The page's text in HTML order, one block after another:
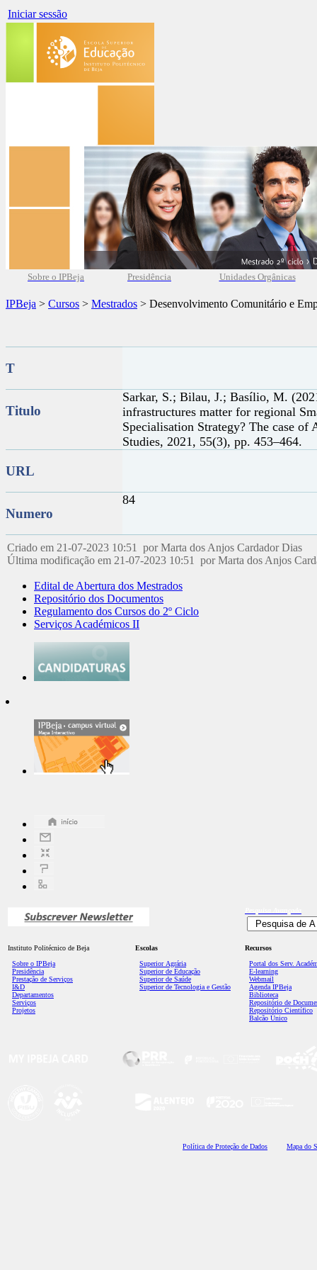
Iniciar sessão
Sobre o IPBeja Presidência Unidades Orgânicas
IPBeja > Cursos > Mestrados > Desenvolvimento Comunitário e
T
Titulo
Sarkar, S.; Bilau, J.; Basílio, M.
infrastructures matter for regional
Specialisation Strategy? The case of
Studies, 2021, 55(3), pp. 453–464.
URL
Numero
84
Criado em 21-07-2023 10:51 por Marta dos Anjos Cardador Dias
Última modificação em 21-07-2023 10:51 por Marta dos Anjos
Edital de Abertura dos Mestrados
Repositório dos Documentos
Regulamento dos Cursos do 2º Ciclo
Serviços Académicos II
Instituto Politécnico de Beja
Sobre o IPBeja
Presidência
Prestação de Serviços
I&D
Departamentos
Serviços
Projetos
Escolas
Superior Agrária
Superior de Educação
Superior de Saúde
Superior de Tecnologia e Gestão
Recursos
Portal dos Serv.
E-learning
Webmail
Agenda IPBeja
Biblioteca
Repositório de
Repositório Científico
Balcão Único
Política de Proteção de Dados Mapa do